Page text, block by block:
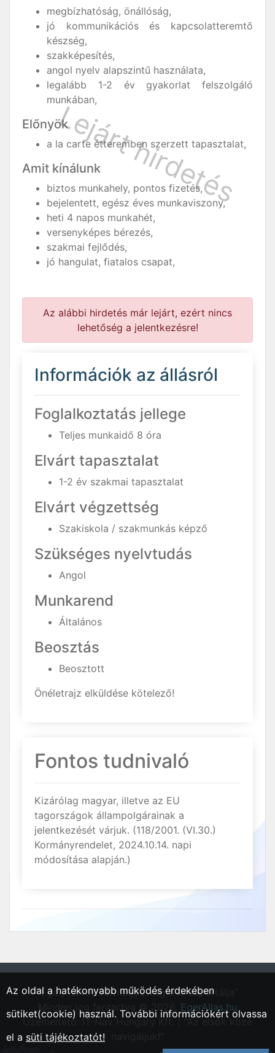
megbízhatóság, önállóság,
jó kommunikációs és kapcsolatteremtő
készség,
szakképesítés,
angol nyelv alapszintű használata,
legalább 1-2 év gyakorlat felszolgáló
munkában,
Előnyök
a la carte étteremben szerzett tapasztalat,
Amit kínálunk
biztos munkahely, pontos fizetés,
bejelentett, egész éves munkaviszony,
heti 4 napos munkahét,
versenyképes bérezés,
szakmai fejlődés,
jó hangulat, fiatalos csapat,
Az alábbi hirdetés már lejárt, ezért nincs
lehetőség a jelentkezésre!
Információk az állásról
Foglalkoztatás jellege
Teljes munkaidő 8 óra
Elvárt tapasztalat
1-2 év szakmai tapasztalat
Elvárt végzettség
Szakiskola / szakmunkás képző
Szükséges nyelvtudás
Angol
Munkarend
Általános
Beosztás
Beosztott
Önéletrajz elküldése kötelező!
Fontos tudnivaló
Kizárólag magyar, illetve az EU
tagországok állampolgárainak a
jelentkezését várjuk. (118/2001. (VI.30.)
Kormányrendelet, 2024.10.14. napi
módosítása alapján.)
"Eger, Heves vármegyei régió állásportálja"
Minden jog fentartva © 2026. EgerAllas.hu
Üzemeltető: IT-Nav Hungary Kft. | "Az elsők közé
Az oldal a hatékonyabb működés érdekében
sütiket(cookie) használ. További információkért olvassa
el a süti tájékoztatót!